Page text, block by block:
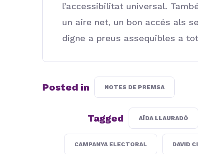
l’accessibilitat universal.
un aire net, un bon accés als
digne a preus assequibles a
Posted in NOTES DE PREMSA
Tagged AÏDA LLAURADÓ
CAMPANYA ELECTORAL DAVID